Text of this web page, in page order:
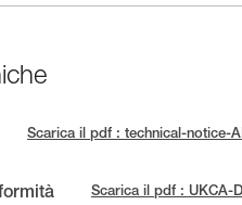
Scarica il pdf : technical-notice-
Scarica il pdf : UKCA-